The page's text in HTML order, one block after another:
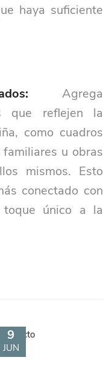
haya suficiente
Agrega
que reflejen la
como cuadros
u obras
mismos. Esto
conectado con
único a la
9
JUN